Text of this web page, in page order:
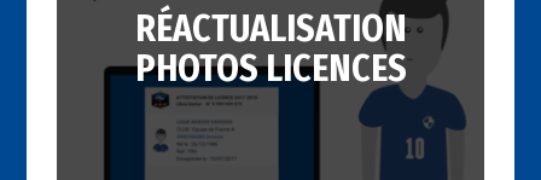
RÉACTUALISATION
PHOTOS LICENCES